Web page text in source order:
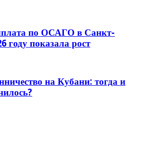
по ОСАГО в Санкт-
году показала рост
на Кубани: тогда и